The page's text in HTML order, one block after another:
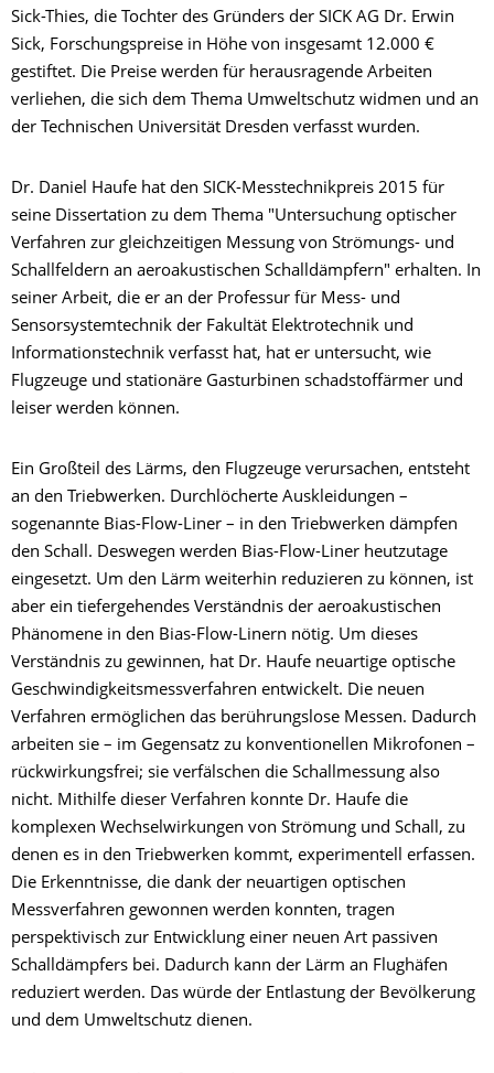
Sick-Thies, die Tochter des Gründers der SICK AG Dr. Erwin
Sick, Forschungspreise in Höhe von insgesamt 12.000 €
gestiftet. Die Preise werden für herausragende Arbeiten
verliehen, die sich dem Thema Umweltschutz widmen und an
der Technischen Universität Dresden verfasst wurden.
Dr. Daniel Haufe hat den SICK-Messtechnikpreis 2015 für
seine Dissertation zu dem Thema "Untersuchung optischer
Verfahren zur gleichzeitigen Messung von Strömungs- und
Schallfeldern an aeroakustischen Schalldämpfern" erhalten. In
seiner Arbeit, die er an der Professur für Mess- und
Sensorsystemtechnik der Fakultät Elektrotechnik und
Informationstechnik verfasst hat, hat er untersucht, wie
Flugzeuge und stationäre Gasturbinen schadstoffärmer und
leiser werden können.
Ein Großteil des Lärms, den Flugzeuge verursachen, entsteht
an den Triebwerken. Durchlöcherte Auskleidungen –
sogenannte Bias-Flow-Liner – in den Triebwerken dämpfen
den Schall. Deswegen werden Bias-Flow-Liner heutzutage
eingesetzt. Um den Lärm weiterhin reduzieren zu können, ist
aber ein tiefergehendes Verständnis der aeroakustischen
Phänomene in den Bias-Flow-Linern nötig. Um dieses
Verständnis zu gewinnen, hat Dr. Haufe neuartige optische
Geschwindigkeitsmessverfahren entwickelt. Die neuen
Verfahren ermöglichen das berührungslose Messen. Dadurch
arbeiten sie – im Gegensatz zu konventionellen Mikrofonen –
rückwirkungsfrei; sie verfälschen die Schallmessung also
nicht. Mithilfe dieser Verfahren konnte Dr. Haufe die
komplexen Wechselwirkungen von Strömung und Schall, zu
denen es in den Triebwerken kommt, experimentell erfassen.
Die Erkenntnisse, die dank der neuartigen optischen
Messverfahren gewonnen werden konnten, tragen
perspektivisch zur Entwicklung einer neuen Art passiven
Schalldämpfers bei. Dadurch kann der Lärm an Flughäfen
reduziert werden. Das würde der Entlastung der Bevölkerung
und dem Umweltschutz dienen.